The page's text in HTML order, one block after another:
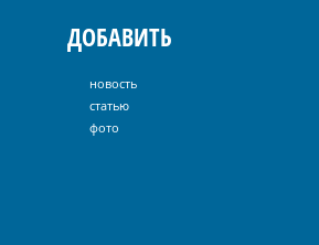
ДОБАВИТЬ
новость
статью
фото